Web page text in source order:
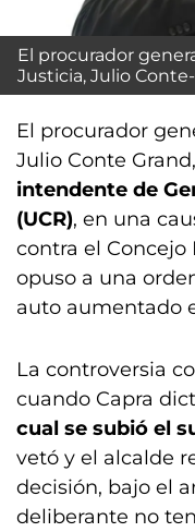
El procurador
Justicia, Julio
El procurador
Julio Conte Grand,
intendente de
(UCR), en una
contra el Concejo
opuso a una
auto aumentado
La controversia
cuando Capra
cual se subió el
vetó y el alcalde
decisión, bajo el
deliberante no